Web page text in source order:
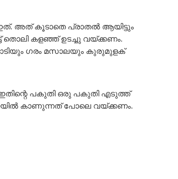
ഇത്. അത്‌ കൂടാതെ പ്രാതൽ ആയിട്ടും
തൊലി കളഞ്ഞ് ഉടച്ചു വയ്ക്കണം.
ഗരം മസാലയും കുരുമുളക്
ഇതിന്റെ പകുതി ഒരു പകുതി എടുത്ത്
കാണുന്നത് പോലെ വയ്ക്കണം.